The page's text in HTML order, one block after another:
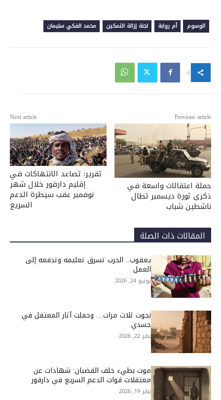
الوسوم أم روابة لجنة إزالة التمكين محمد الفكي سليمان
Previous article
حملة اعتقالات واسعة في
ذكرى ثورة ديسمبر تطال
ناشطين شباب
Next article
تقرير: تصاعد الانتهاكات في
إقليم دارفور خلال شهر
نوفمبر عقب سيطرة الدعم
السريع
المقالات ذات الصلة
يعقوب.. الحرب تسرق تعليمه وتدفعه إلى
العمل
يونيو 24, 2026
نجوت ثلاث مرات… وحملت آثار المعتقل في
جسدي
يناير 22, 2026
موت بطيء خلف القضبان: شهادات عن
معتقلات قوات الدعم السريع في دارفور
يناير 19, 2026